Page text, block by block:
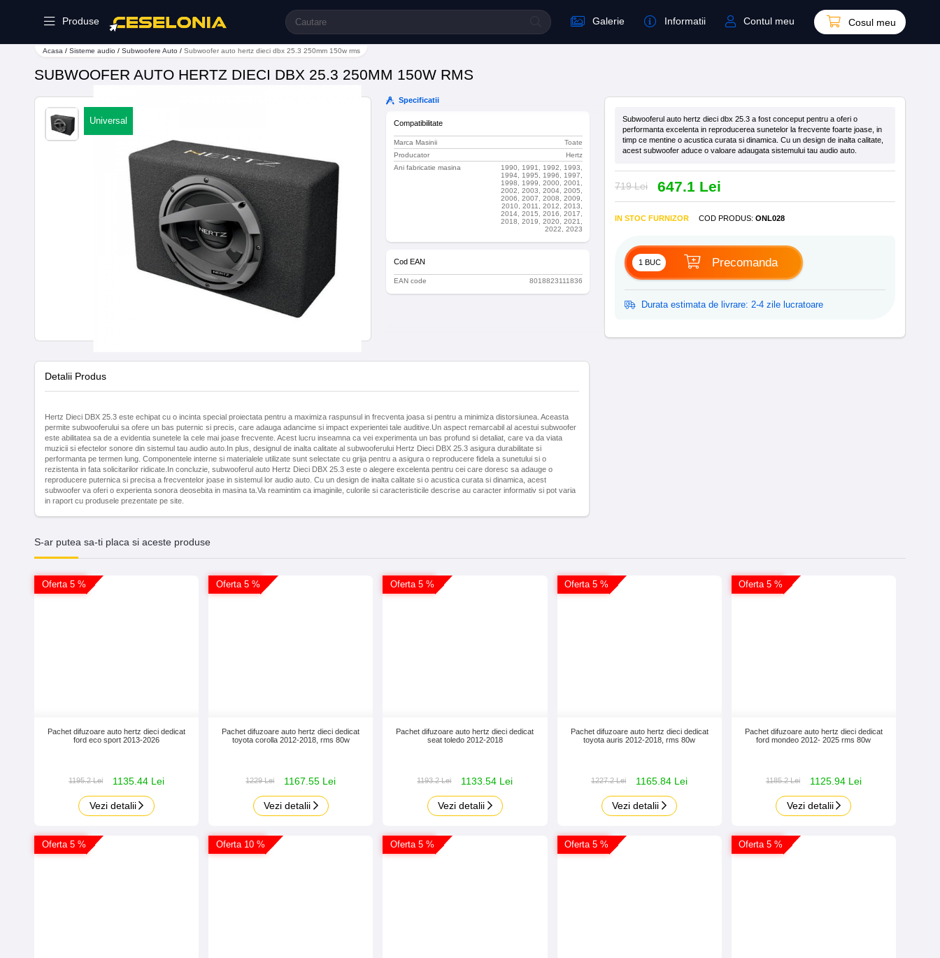
Produse Galerie Informatii Contul meu Cosul meu
Acasa / Sisteme audio / Subwoofere Auto / Subwoofer auto hertz dieci dbx 25.3 250mm 150w rms
SUBWOOFER AUTO HERTZ DIECI DBX 25.3 250MM 150W RMS
Universal
Specificatii
Compatibilitate
Marca Masinii
Toate
Producator
Hertz
Ani fabricatie masina
1990, 1991, 1992, 1993,
1994, 1995, 1996, 1997,
1998, 1999, 2000, 2001,
2002, 2003, 2004, 2005,
2006, 2007, 2008, 2009,
2010, 2011, 2012, 2013,
2014, 2015, 2016, 2017,
2018, 2019, 2020, 2021,
2022, 2023
Cod EAN
EAN code 8018823111836
Subwooferul auto hertz dieci dbx 25.3 a fost conceput pentru a oferi o
performanta excelenta in reproducerea sunetelor la frecvente foarte joase, in
timp ce mentine o acustica curata si dinamica. Cu un design de inalta calitate,
acest subwoofer aduce o valoare adaugata sistemului tau audio auto.
719 Lei 647.1 Lei
IN STOC FURNIZOR COD PRODUS: ONL028
Precomanda
Durata estimata de livrare: 2-4 zile lucratoare
Detalii Produs
Hertz Dieci DBX 25.3 este echipat cu o incinta special proiectata pentru a maximiza raspunsul in frecventa joasa si pentru a minimiza distorsiunea. Aceasta
permite subwooferului sa ofere un bas puternic si precis, care adauga adancime si impact experientei tale auditive.Un aspect remarcabil al acestui subwoofer
este abilitatea sa de a evidentia sunetele la cele mai joase frecvente. Acest lucru inseamna ca vei experimenta un bas profund si detaliat, care va da viata
muzicii si efectelor sonore din sistemul tau audio auto.In plus, designul de inalta calitate al subwooferului Hertz Dieci DBX 25.3 asigura durabilitate si
performanta pe termen lung. Componentele interne si materialele utilizate sunt selectate cu grija pentru a asigura o reproducere fidela a sunetului si o
rezistenta in fata solicitarilor ridicate.In concluzie, subwooferul auto Hertz Dieci DBX 25.3 este o alegere excelenta pentru cei care doresc sa adauge o
reproducere puternica si precisa a frecventelor joase in sistemul lor audio auto. Cu un design de inalta calitate si o acustica curata si dinamica, acest
subwoofer va oferi o experienta sonora deosebita in masina ta.Va reamintim ca imaginile, culorile si caracteristicile descrise au caracter informativ si pot varia
in raport cu produsele prezentate pe site.
S-ar putea sa-ti placa si aceste produse
Oferta 5 %
Pachet difuzoare auto hertz dieci dedicat
ford eco sport 2013-2026
1195.2 Lei 1135.44 Lei
Vezi detalii
Oferta 5 %
Pachet difuzoare auto hertz dieci dedicat
toyota corolla 2012-2018, rms 80w
1229 Lei 1167.55 Lei
Vezi detalii
Oferta 5 %
Pachet difuzoare auto hertz dieci dedicat
seat toledo 2012-2018
1193.2 Lei 1133.54 Lei
Vezi detalii
Oferta 5 %
Pachet difuzoare auto hertz dieci dedicat
toyota auris 2012-2018, rms 80w
1227.2 Lei 1165.84 Lei
Vezi detalii
Oferta 5 %
Pachet difuzoare auto hertz dieci dedicat
ford mondeo 2012- 2025 rms 80w
1185.2 Lei 1125.94 Lei
Vezi detalii
Oferta 5 % Oferta 10 % Oferta 5 % Oferta 5 % Oferta 5 %